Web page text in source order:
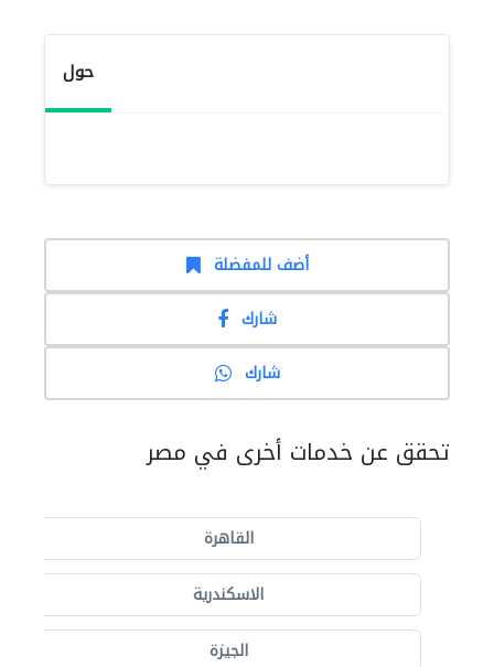
حول
أضف للمفضلة
شارك
شارك
تحقق عن خدمات أخرى في مصر
القاهرة
الاسكندرية
الجيزة